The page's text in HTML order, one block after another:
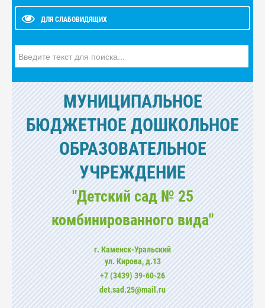
ДЛЯ СЛАБОВИДЯЩИХ
МУНИЦИПАЛЬНОЕ
БЮДЖЕТНОЕ ДОШКОЛЬНОЕ
ОБРАЗОВАТЕЛЬНОЕ
УЧРЕЖДЕНИЕ
"Детский сад № 25
комбинированного вида"
г. Каменск-Уральский
ул. Кирова, д.13
+7 (3439) 39-60-26
det.sad.25@mail.ru